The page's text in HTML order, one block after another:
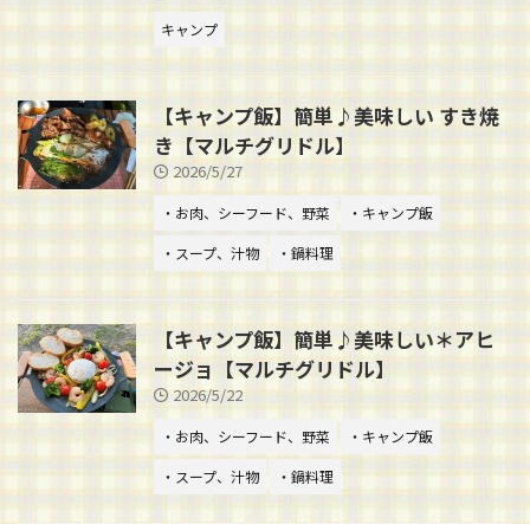
キャンプ
【キャンプ飯】簡単♪美味しい すき焼
き【マルチグリドル】
2026/5/27
・お肉、シーフード、野菜
・キャンプ飯
・スープ、汁物
・鍋料理
【キャンプ飯】簡単♪美味しい＊アヒ
ージョ【マルチグリドル】
2026/5/22
・お肉、シーフード、野菜
・キャンプ飯
・スープ、汁物
・鍋料理